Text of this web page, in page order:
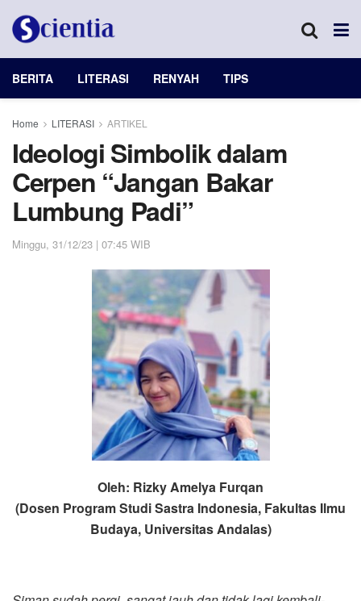
BERITA LITERASI RENYAH TIPS
Home LITERASI ARTIKEL
Ideologi Simbolik dalam
Cerpen “Jangan Bakar
Lumbung Padi”
Minggu, 31/12/23 | 07:45 WIB
Oleh: Rizky Amelya Furqan
(Dosen Program Studi Sastra Indonesia, Fakultas Ilmu
Budaya, Universitas Andalas)